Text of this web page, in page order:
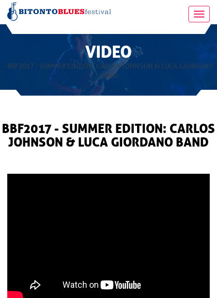
VIDEO
- BBF2017 - SUMMER EDITION: CARLOS JOHNSON & LUCA GIORDANO
BAND
BBF2017 - SUMMER EDITION: CARLOS
JOHNSON & LUCA GIORDANO BAND